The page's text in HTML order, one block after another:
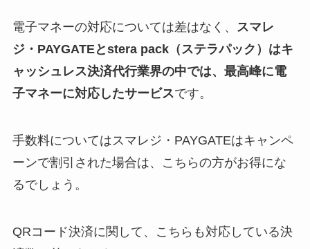
電子マネーの対応については差はなく、 スマレ
ジ・PAYGATEとstera pack（ステラパック）はキ
ャッシュレス決済代行業界の中では、最高峰に電
子マネーに対応したサービスです。
手数料についてはスマレジ・PAYGATEはキャンペ
ーンで割引された場合は、こちらの方がお得にな
るでしょう。
QRコード決済に関して、こちらも対応している決